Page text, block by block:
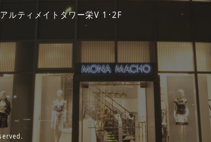
ルティメイトタワー栄V 1･2F